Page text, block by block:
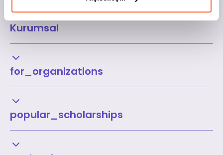
Kurumsal
for_organizations
popular_scholarships